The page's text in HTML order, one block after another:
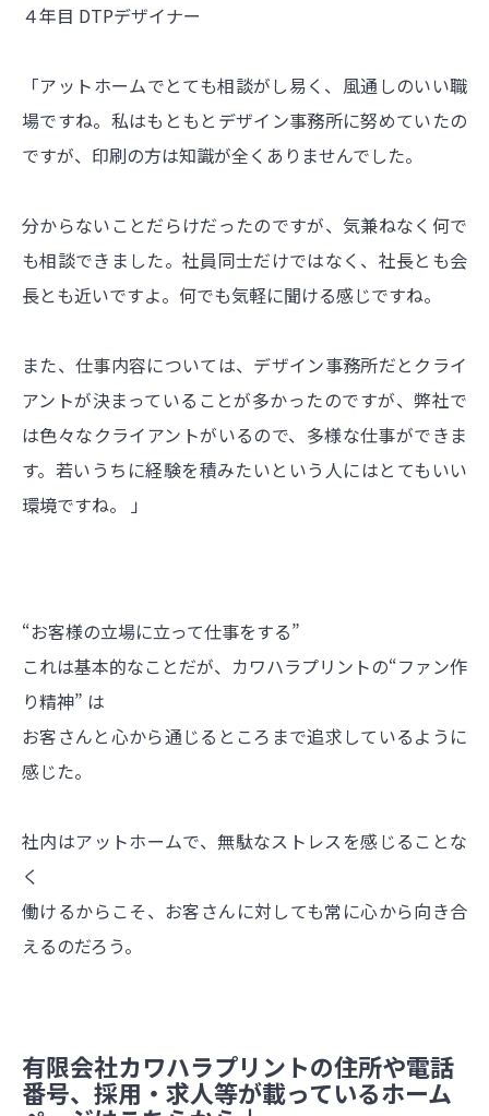
４年目 DTPデザイナー
「アットホームでとても相談がし易く、風通しのいい職
場ですね。私はもともとデザイン事務所に努めていたの
ですが、印刷の方は知識が全くありませんでした。
分からないことだらけだったのですが、気兼ねなく何で
も相談できました。社員同士だけではなく、社長とも会
長とも近いですよ。何でも気軽に聞ける感じですね。
また、仕事内容については、デザイン事務所だとクライ
アントが決まっていることが多かったのですが、弊社で
は色々なクライアントがいるので、多様な仕事ができま
す。若いうちに経験を積みたいという人にはとてもいい
環境ですね。 」
“お客様の立場に立って仕事をする”
これは基本的なことだが、カワハラプリントの“ファン作
り精神” は
お客さんと心から通じるところまで追求しているように
感じた。
社内はアットホームで、無駄なストレスを感じることな
く
働けるからこそ、お客さんに対しても常に心から向き合
えるのだろう。
有限会社カワハラプリントの住所や電話
番号、採用・求人等が載っているホーム